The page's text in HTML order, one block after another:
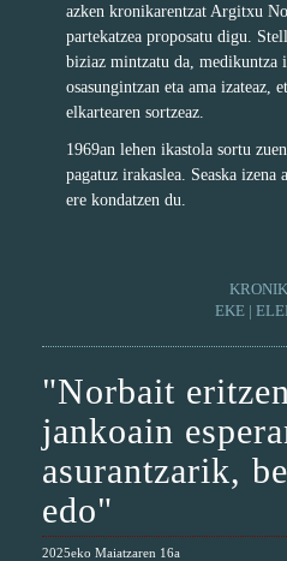
azken kronikarentzat Argitxu
partekatzea proposatu digu.
biziaz mintzatu da, medikuntza
osasungintzan eta ama izateaz,
elkartearen sortzeaz.
1969an lehen ikastola sortu
pagatuz irakaslea. Seaska
ere kondatzen du.
EKE |
"Norbait
jankoain
asurantzarik,
edo"
2025eko Maiatzaren 16a